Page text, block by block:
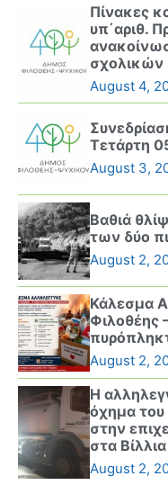
Πίνακες
υπ΄αριθ.
August 4,
Τετάρτη
August 3,
Βαθιά
των δύο
August 2,
Κάλεσμα
Φιλοθέης
August 2,
Η
όχημα
στην
στα Βίλλια
August 2,